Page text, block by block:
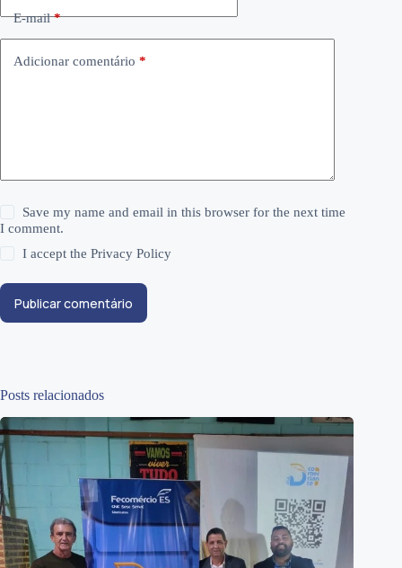
E-mail*
Adicionar comentário *
Save my name and email in this browser for the next time
I comment.
I accept thePrivacy Policy
Publicar comentário
Posts relacionados